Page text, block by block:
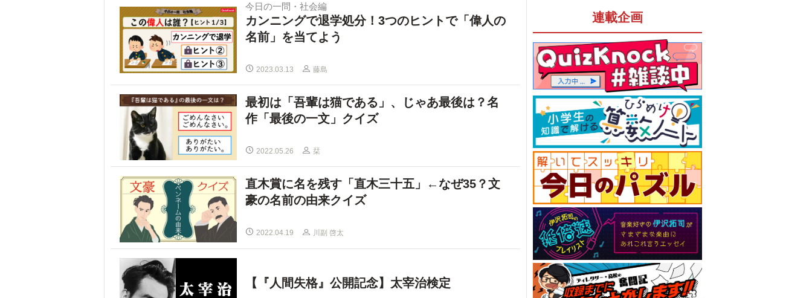
今日の一問・社会編
カンニングで退学処分！3つのヒントで「偉人の
名前」を当てよう
2023.03.13 藤島
最初は「吾輩は猫である」、じゃあ最後は？名
作「最後の一文」クイズ
2022.05.26 栞
直木賞に名を残す「直木三十五」←なぜ35？文
豪の名前の由来クイズ
2022.04.19 川副 啓太
【『人間失格』公開記念】太宰治検定
連載企画